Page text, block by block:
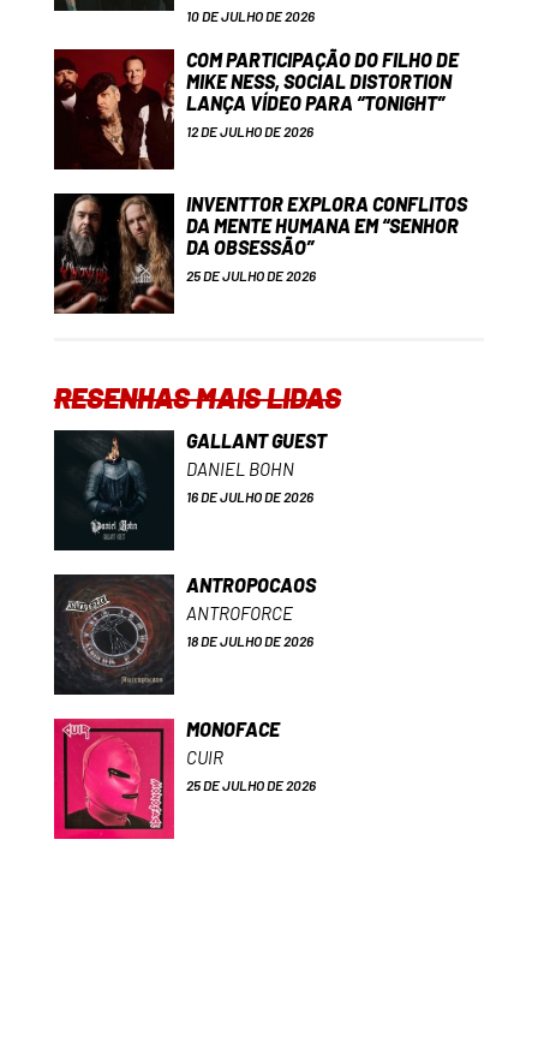
10 DE JULHO DE 2026
COM PARTICIPAÇÃO DO FILHO DE
MIKE NESS, SOCIAL DISTORTION
LANÇA VÍDEO PARA “TONIGHT”
12 DE JULHO DE 2026
INVENTTOR EXPLORA CONFLITOS
DA MENTE HUMANA EM “SENHOR
DA OBSESSÃO”
25 DE JULHO DE 2026
RESENHAS MAIS LIDAS
GALLANT GUEST
DANIEL BOHN
16 DE JULHO DE 2026
ANTROPOCAOS
ANTROFORCE
18 DE JULHO DE 2026
MONOFACE
CUIR
25 DE JULHO DE 2026